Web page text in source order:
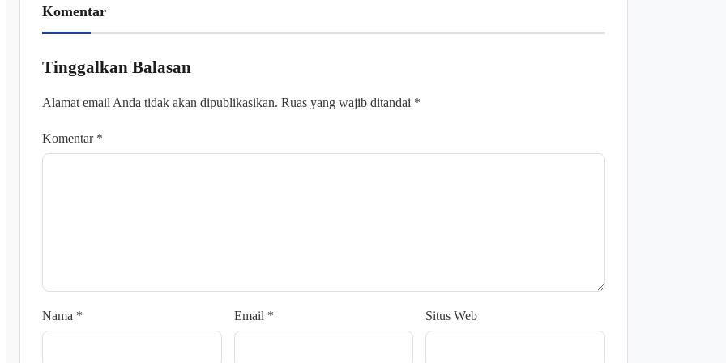
Komentar
Tinggalkan Balasan
Alamat email Anda tidak akan dipublikasikan. Ruas yang wajib ditandai *
Komentar *
Nama * Email * Situs Web